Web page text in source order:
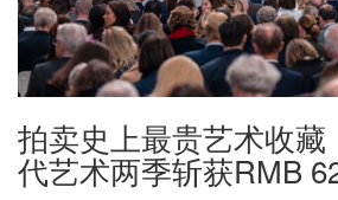
拍卖史上最贵艺术收
代艺术两季斩获RMB